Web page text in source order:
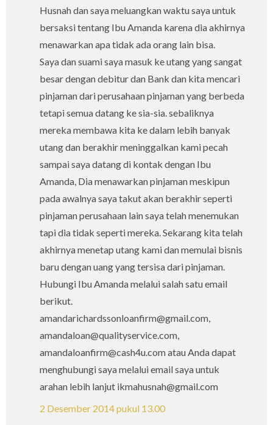
Husnah dan saya meluangkan waktu saya untuk
bersaksi tentang Ibu Amanda karena dia akhirnya
menawarkan apa tidak ada orang lain bisa.
Saya dan suami saya masuk ke utang yang sangat
besar dengan debitur dan Bank dan kita mencari
pinjaman dari perusahaan pinjaman yang berbeda
tetapi semua datang ke sia-sia. sebaliknya
mereka membawa kita ke dalam lebih banyak
utang dan berakhir meninggalkan kami pecah
sampai saya datang di kontak dengan Ibu
Amanda, Dia menawarkan pinjaman meskipun
pada awalnya saya takut akan berakhir seperti
pinjaman perusahaan lain saya telah menemukan
tapi dia tidak seperti mereka. Sekarang kita telah
akhirnya menetap utang kami dan memulai bisnis
baru dengan uang yang tersisa dari pinjaman.
Hubungi Ibu Amanda melalui salah satu email
berikut.
amandarichardssonloanfirm@gmail.com,
amandaloan@qualityservice.com,
amandaloanfirm@cash4u.com atau Anda dapat
menghubungi saya melalui email saya untuk
arahan lebih lanjut ikmahusnah@gmail.com
2 Desember 2014 pukul 13.00